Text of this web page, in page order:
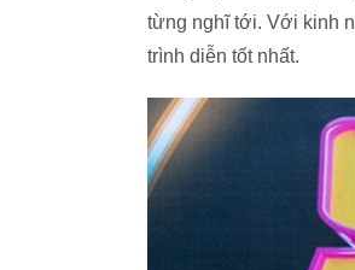
từng nghĩ tới. Với kinh
trình diễn tốt nhất.